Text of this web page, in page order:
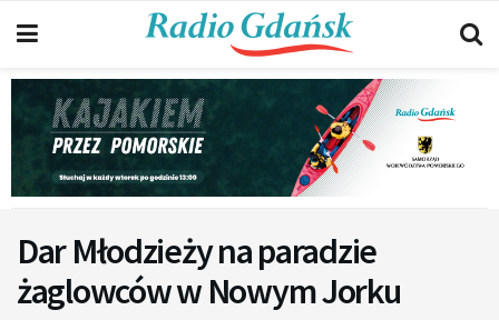
Dar Młodzieży na paradzie
żaglowców w Nowym Jorku